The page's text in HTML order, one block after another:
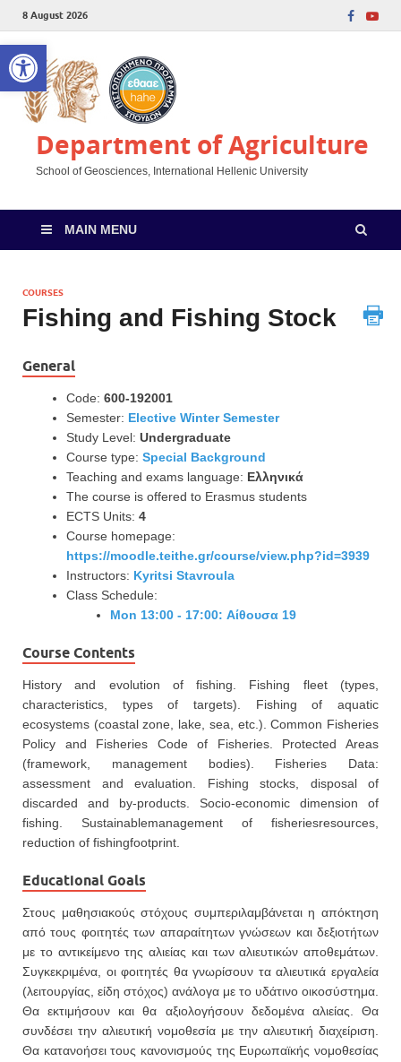
Open toolbar
8 August 2026
Department of Agriculture
School of Geosciences, International Hellenic University
MAIN MENU
COURSES
Fishing and Fishing Stock
General
Code: 600-192001
Semester: Elective Winter Semester
Study Level: Undergraduate
Course type: Special Background
Teaching and exams language: Ελληνικά
The course is offered to Erasmus students
ECTS Units: 4
Course homepage:
https://moodle.teithe.gr/course/view.php?id=3939
Instructors: Kyritsi Stavroula
Class Schedule:
Mon 13:00 - 17:00: Αίθουσα 19
Course Contents
History and evolution of fishing. Fishing fleet (types,
characteristics, types of targets). Fishing of aquatic
ecosystems (coastal zone, lake, sea, etc.). Common Fisheries
Policy and Fisheries Code of Fisheries. Protected Areas
(framework, management bodies). Fisheries Data:
assessment and evaluation. Fishing stocks, disposal of
discarded and by-products. Socio-economic dimension of
fishing. Sustainablemanagement of fisheriesresources,
reduction of fishingfootprint.
Educational Goals
Στους μαθησιακούς στόχους συμπεριλαμβάνεται η απόκτηση
από τους φοιτητές των απαραίτητων γνώσεων και δεξιοτήτων
με το αντικείμενο της αλιείας και των αλιευτικών αποθεμάτων.
Συγκεκριμένα, οι φοιτητές θα γνωρίσουν τα αλιευτικά εργαλεία
(λειτουργίας, είδη στόχος) ανάλογα με το υδάτινο οικοσύστημα.
Θα εκτιμήσουν και θα αξιολογήσουν δεδομένα αλιείας. Θα
συνδέσει την αλιευτική νομοθεσία με την αλιευτική διαχείριση.
Θα κατανοήσει τους κανονισμούς της Ευρωπαϊκής νομοθεσίας